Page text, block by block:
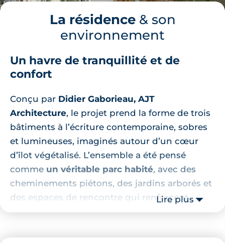
La résidence& son
environnement
Un havre de tranquillité et de
confort
Conçu par Didier Gaborieau, AJT
Architecture, le projet prend la forme de trois
bâtiments à l’écriture contemporaine, sobres
et lumineuses, imaginés autour d’un cœur
d’îlot végétalisé. L’ensemble a été pensé
comme un véritable parc habité, avec des
cheminements piétons, des jardins arborés et
des espaces de rencontre qui renforcent
l’intimité et la qualité de vie des habitants.
Lire plus